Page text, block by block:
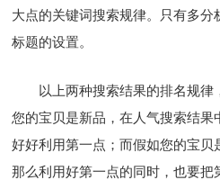
大点的关键词搜索规律。只有多分
标题的设置。
以上两种搜索结果的排名规
您的宝贝是新品，在人气搜索结果
好好利用第一点；而假如您的宝贝
那么利用好第一点的同时，也要把